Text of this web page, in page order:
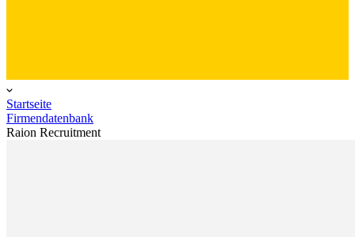
Startseite
Firmendatenbank
Raion Recruitment